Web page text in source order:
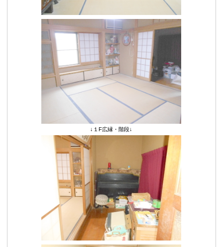
↓１F広縁・階段↓